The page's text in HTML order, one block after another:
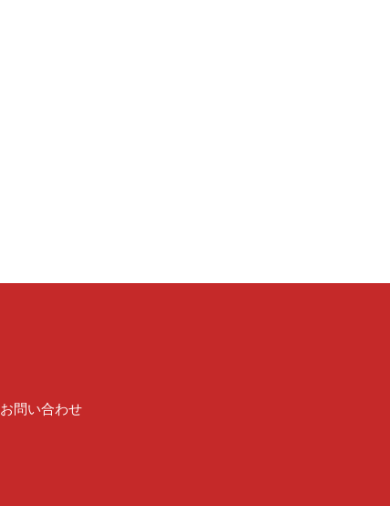
お問い合わせ